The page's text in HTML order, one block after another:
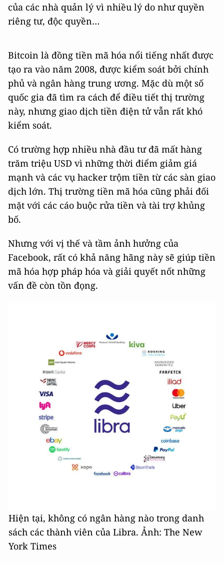
của các nhà quản lý vì nhiều lý do như quyền
riêng tư, độc quyền…
Bitcoin là đồng tiền mã hóa nổi tiếng nhất được
tạo ra vào năm 2008, được kiểm soát bởi chính
phủ và ngân hàng trung ương. Mặc dù một số
quốc gia đã tìm ra cách để điều tiết thị trường
này, nhưng giao dịch tiền điện tử vẫn rất khó
kiểm soát.
Có trường hợp nhiều nhà đầu tư đã mất hàng
trăm triệu USD vì những thời điểm giảm giá
mạnh và các vụ hacker trộm tiền từ các sàn giao
dịch lớn. Thị trường tiền mã hóa cũng phải đối
mặt với các cáo buộc rửa tiền và tài trợ khủng
bố.
Nhưng với vị thế và tầm ảnh hưởng của
Facebook, rất có khả năng hãng này sẽ giúp tiền
mã hóa hợp pháp hóa và giải quyết nốt những
vấn đề còn tồn đọng.
Hiện tại, không có ngân hàng nào trong danh
sách các thành viên của Libra. Ảnh: The New
York Times